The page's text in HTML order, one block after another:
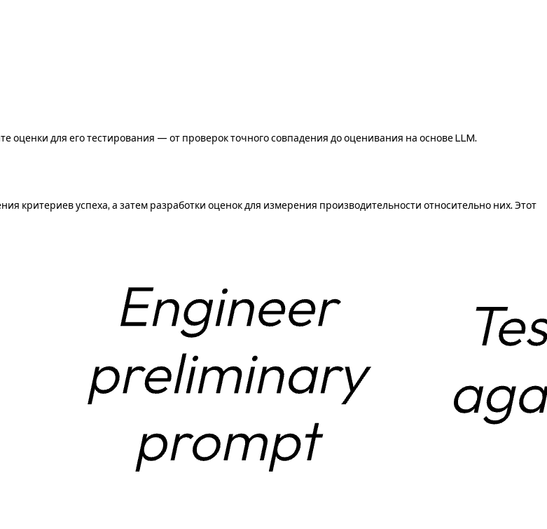
для его тестирования — от проверок точного совпадения до оценивания на основе LLM.
критериев успеха, а затем разработки оценок для измерения производительности относительно них. Этот